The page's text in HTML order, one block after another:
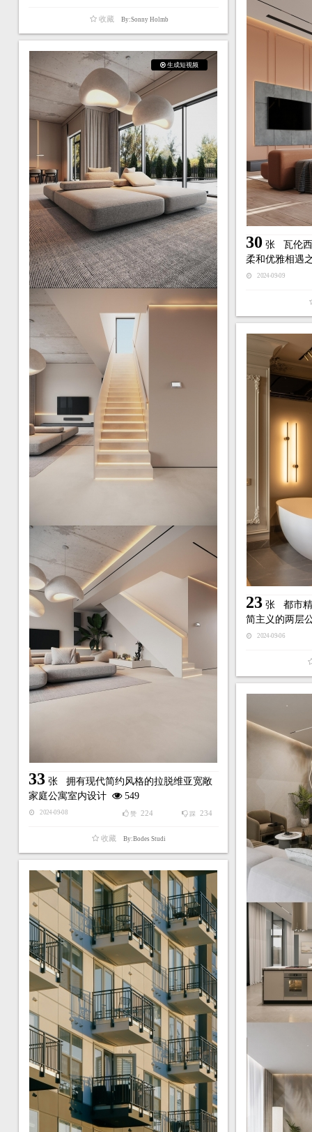
收藏 By:Sonny Holmb
30 张 瓦伦
柔和优雅相遇
2024-09-09
生成短视频
33张 拥有现代简约风格的拉脱维亚宽敞
家庭公寓室内设计
549
2024-09-08 踩 234
赞 224
收藏 By:Bodes Studi
23张 都市
简主义的两层
2024-09-06